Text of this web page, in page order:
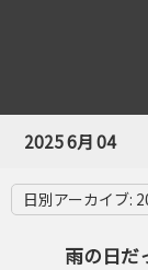
2025 6月 04
日別アーカイブ:
雨の日だ